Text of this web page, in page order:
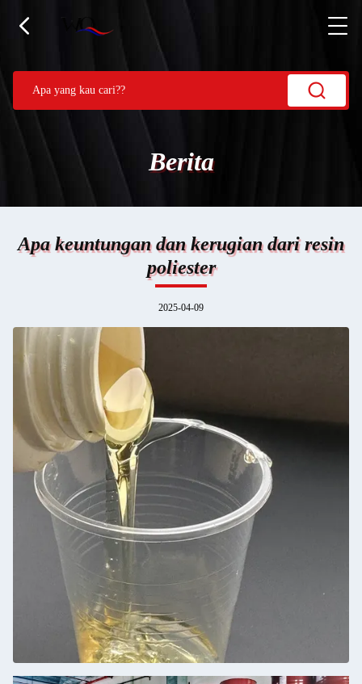
Berita
Apa keuntungan dan kerugian dari resin
poliester
2025-04-09